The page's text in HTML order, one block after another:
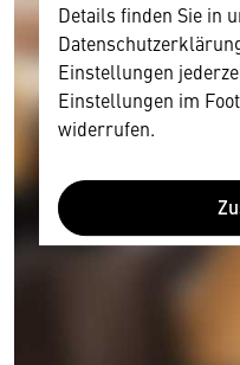
Details finden Sie in
Einstellungen
Einstellungen im
widerrufen.